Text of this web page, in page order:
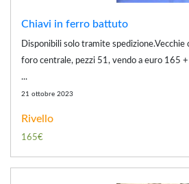
Chiavi in ferro battuto
Disponibili solo tramite
foro centrale, pezzi 51, vendo a euro 165 +
...
21 ottobre 2023
Rivello
165€